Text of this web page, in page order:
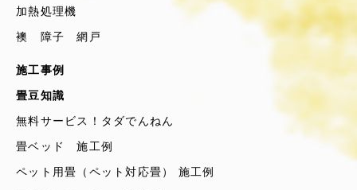
加熱処理機
襖 障子 網戸
施工事例
畳豆知識
無料サービス！タダでんねん
畳ベッド 施工例
ペット用畳（ペット対応畳） 施工例